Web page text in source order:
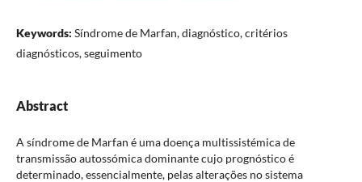
Keywords: Síndrome de Marfan, diagnóstico, critérios
diagnósticos, seguimento
Abstract
A síndrome de Marfan é uma doença multissistémica de
transmissão autossómica dominante cujo prognóstico é
determinado, essencialmente, pelas alterações no sistema